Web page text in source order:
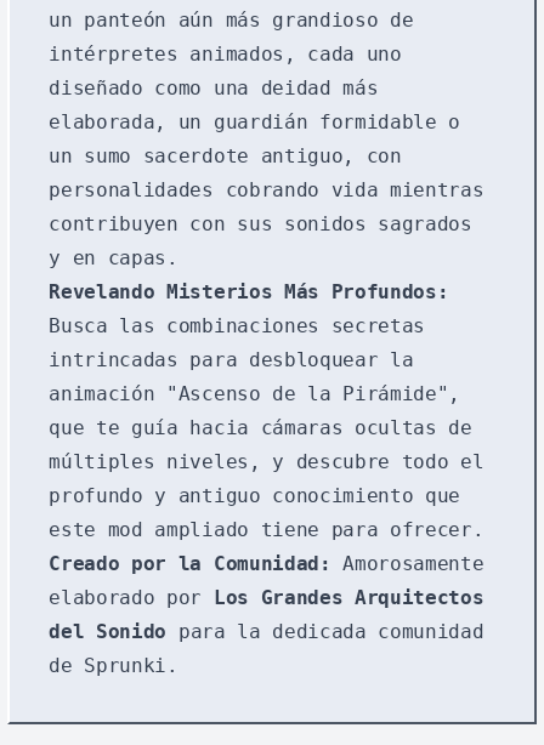
un panteón aún más grandioso de
intérpretes animados, cada uno
diseñado como una deidad más
elaborada, un guardián formidable o
un sumo sacerdote antiguo, con
personalidades cobrando vida mientras
contribuyen con sus sonidos sagrados
y en capas.
Revelando Misterios Más Profundos:
Busca las combinaciones secretas
intrincadas para desbloquear la
animación "Ascenso de la Pirámide",
que te guía hacia cámaras ocultas de
múltiples niveles, y descubre todo el
profundo y antiguo conocimiento que
este mod ampliado tiene para ofrecer.
Creado por la Comunidad:
Amorosamente
elaborado por
Los Grandes Arquitectos
del Sonido para la dedicada comunidad
de Sprunki.